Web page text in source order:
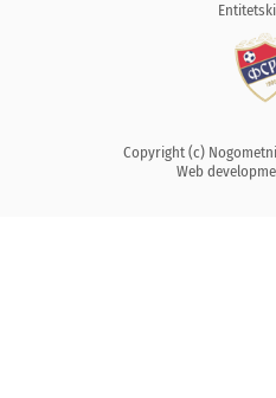
Copyright (c)
Web